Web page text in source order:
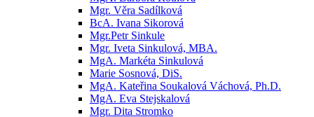
Mgr. Věra Sadílková
BcA. Ivana Sikorová
Mgr.Petr Sinkule
Mgr. Iveta Sinkulová, MBA.
MgA. Markéta Sinkulová
Marie Sosnová, DiS.
MgA. Kateřina Soukalová Váchová, Ph.D.
MgA. Eva Stejskalová
Mgr. Dita Stromko